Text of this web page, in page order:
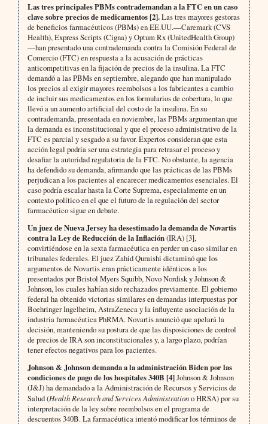
Las tres principales PBMs contrademandan a la FTC en un caso
clave sobre precios de medicamentos [2].Las tres mayores gestoras
de beneficios farmacéuticos (PBMs) en EE.UU.—Caremark (CVS
Health), Express Scripts (Cigna) y Optum Rx (UnitedHealth Group)
—han presentado una contrademanda contra la Comisión Federal de
Comercio (FTC) en respuesta a la acusación de prácticas
anticompetitivas en la fijación de precios de la insulina. La FTC
demandó a las PBMs en septiembre, alegando que han manipulado
los precios al exigir mayores reembolsos a los fabricantes a cambio
de incluir sus medicamentos en los formularios de cobertura, lo que
llevó a un aumento artificial del costo de la insulina. En su
contrademanda, presentada en noviembre, las PBMs argumentan que
la demanda es inconstitucional y que el proceso administrativo de la
FTC es parcial y sesgado a su favor. Expertos consideran que esta
acción legal podría ser una estrategia para retrasar el proceso y
desafiar la autoridad regulatoria de la FTC. No obstante, la agencia
ha defendido su demanda, afirmando que las prácticas de las PBMs
perjudican a los pacientes al encarecer medicamentos esenciales. El
caso podría escalar hasta la Corte Suprema, especialmente en un
contexto político en el que el futuro de la regulación del sector
farmacéutico sigue en debate.
Un juez de Nueva Jersey ha desestimado la demanda de Novartis
contra la Ley de Reducción de la Inflación(IRA) [3],
convirtiéndose en la sexta farmacéutica en perder un caso similar en
tribunales federales. El juez Zahid Quraishi dictaminó que los
argumentos de Novartis eran prácticamente idénticos a los
presentados por Bristol Myers Squibb, Novo Nordisk y Johnson &
Johnson, los cuales habían sido rechazados previamente. El gobierno
federal ha obtenido victorias similares en demandas interpuestas por
Boehringer Ingelheim, AstraZeneca y la influyente asociación de la
industria farmacéutica PhRMA. Novartis anunció que apelará la
decisión, manteniendo su postura de que las disposiciones de control
de precios de IRA son inconstitucionales y, a largo plazo, podrían
tener efectos negativos para los pacientes.
Johnson & Johnson demanda a la administración Biden por las
condiciones de pago de los hospitales 340B [4]Johnson & Johnson
(J&J) ha demandado a la Administración de Recursos y Servicios de
Salud (Health Research and Services Administrationo HRSA) por su
interpretación de la ley sobre reembolsos en el programa de
descuentos 340B. La farmacéutica intentó modificar los términos de